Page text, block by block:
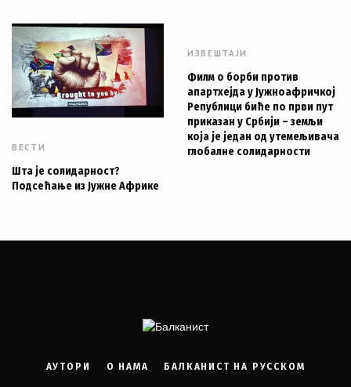
ВЕСТИ
Шта је солидарност?
Подсећање из Јужне Африке
ИЗВЕШТАЈИ
Филм о борби против
апартхејда у Јужноафричкој
Републици биће по први пут
приказан у Србији – земљи
која је један од утемељивача
глобалне солидарности
АУТОРИ О НАМА БАЛКАНИСТ НА РУССКОМ